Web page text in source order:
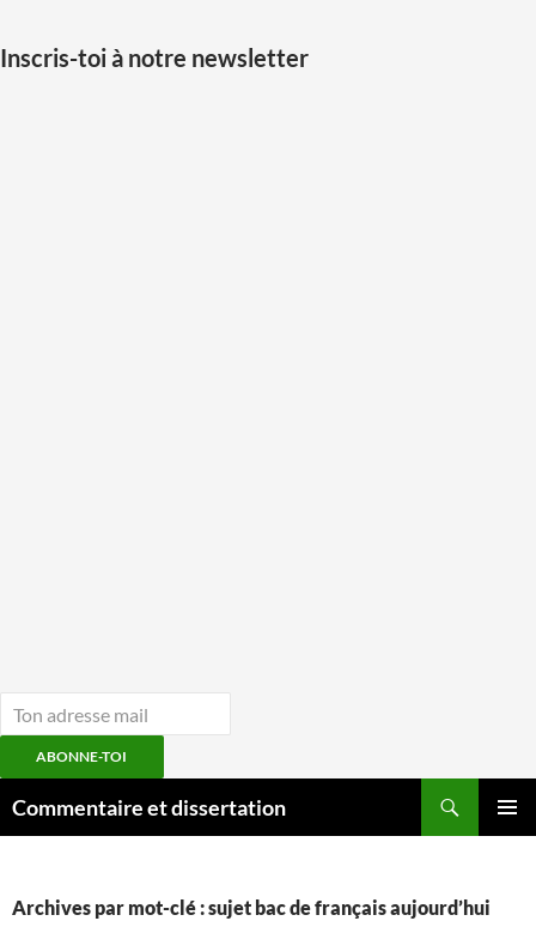
Inscris-toi à notre newsletter
ABONNE-TOI
auCommentaire et dissertation
Archives par mot-clé : sujet bac de français aujourd’hui